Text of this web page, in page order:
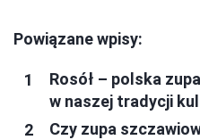
Powiązane wpisy:
Rosół – polska
w naszej tradycji
Czy zupa